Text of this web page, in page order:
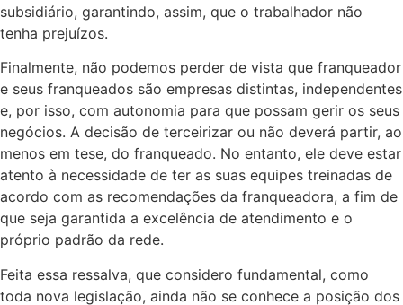
subsidiário, garantindo, assim, que o trabalhador não
tenha prejuízos.
Finalmente, não podemos perder de vista que franqueador
e seus franqueados são empresas distintas, independentes
e, por isso, com autonomia para que possam gerir os seus
negócios. A decisão de terceirizar ou não deverá partir, ao
menos em tese, do franqueado. No entanto, ele deve estar
atento à necessidade de ter as suas equipes treinadas de
acordo com as recomendações da franqueadora, a fim de
que seja garantida a excelência de atendimento e o
próprio padrão da rede.
Feita essa ressalva, que considero fundamental, como
toda nova legislação, ainda não se conhece a posição dos